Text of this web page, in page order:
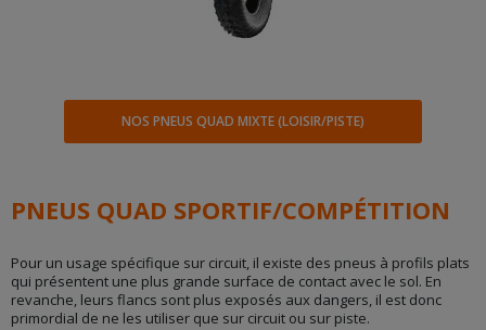
NOS PNEUS QUAD MIXTE (LOISIR/PISTE)
PNEUS QUAD SPORTIF/COMPÉTITION
Pour un usage spécifique sur circuit, il existe des pneus à profils plats
qui présentent une plus grande surface de contact avec le sol. En
revanche, leurs flancs sont plus exposés aux dangers, il est donc
primordial de ne les utiliser que sur circuit ou sur piste.